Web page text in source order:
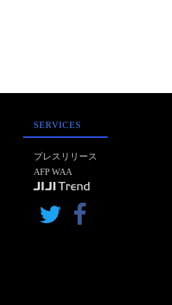
SERVICES
プレスリリース
AFP WAA